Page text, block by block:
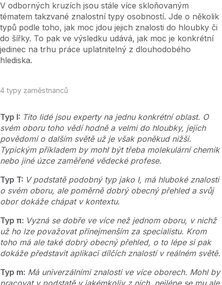
V odborných kruzích jsou stále více skloňovaným
tématem takzvané znalostní typy osobností. Jde o několik
typů podle toho, jak moc jdou jejich znalosti do hloubky či
do šířky. To pak ve výsledku udává, jak moc je konkrétní
jedinec na trhu práce uplatnitelný z dlouhodobého
hlediska.
4 typy zaměstnanců
Typ I: Tito lidé jsou experty na jednu konkrétní oblast. O
svém oboru toho vědí hodně a velmi do hloubky, jejich
povědomí o dalším světě už je však poněkud nižší.
Typickým příkladem by mohl být třeba molekulární chemik
nebo jiné úzce zaměřené vědecké profese.
Typ T: V podstatě podobný typ jako I, má hluboké znalosti
o svém oboru, ale poměrně dobrý obecný přehled a svůj
obor dokáže chápat v kontextu.
Typ π: Vyzná se dobře ve více než jednom oboru, v nichž
už ho lze považovat přinejmenším za specialistu. Krom
toho má ale také dobrý obecný přehled, o to lépe si pak
dokáže představit aplikaci dílčích znalostí v reálném světě.
Typ m: Má univerzálními znalosti ve více oborech. Mohl by